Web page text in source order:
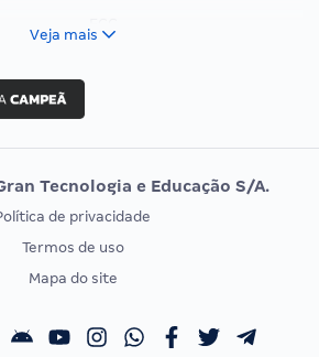
Vunesp
EXAME DE ORDEM
Calendário OAB
Veja mais
Tecnologia e Educação S/A.
de privacidade
Termos de uso
Mapa do site